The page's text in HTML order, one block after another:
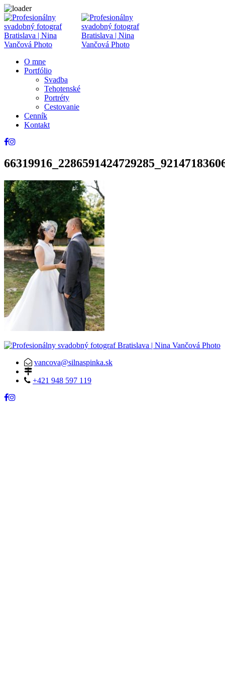
O mne
Portfólio
Svadba
Tehotenské
Portréty
Cestovanie
Cenník
Kontakt
vancova@silnaspinka.sk
+421 948 597 119